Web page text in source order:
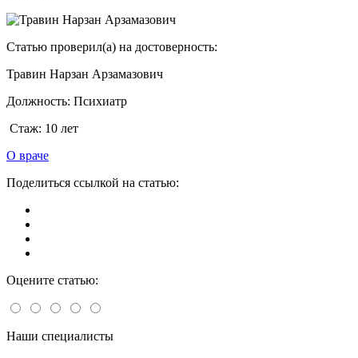
Статью проверил(а) на достоверность:
Травин Нарзан Арзамазович
Должность: Психиатр
Стаж: 10 лет
О враче
Поделиться ссылкой на статью:
Оцените статью:
Наши специалисты